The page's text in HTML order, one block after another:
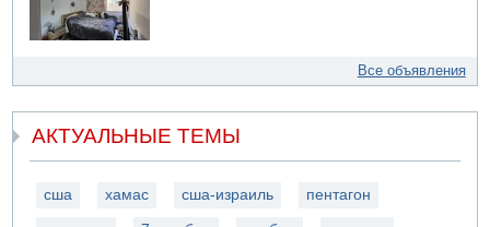
Все объявления
АКТУАЛЬНЫЕ ТЕМЫ
сша хамас сша-израиль пентагон